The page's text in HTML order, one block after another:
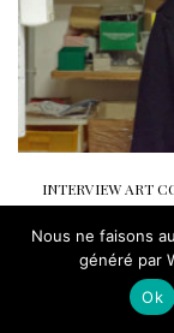
INTERVIEW ART
Brice
directeur
Nous ne faisons
généré par
Ok